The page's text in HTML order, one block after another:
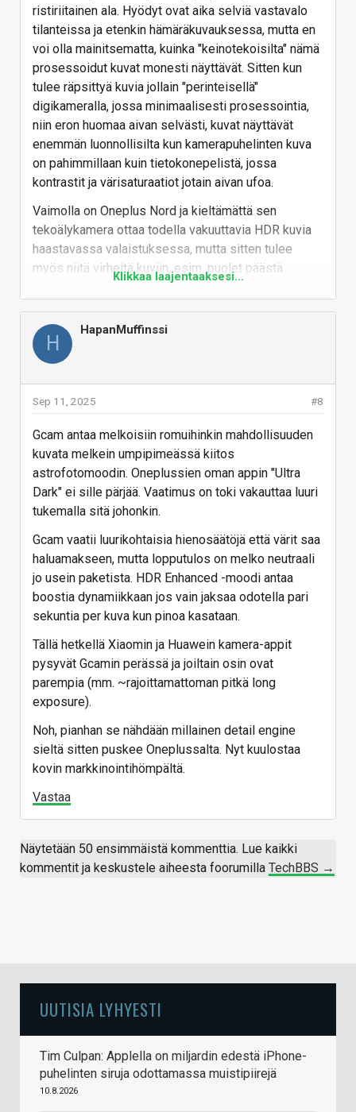
ristiriitainen ala. Hyödyt ovat aika selviä vastavalo
tilanteissa ja etenkin hämäräkuvauksessa, mutta en
voi olla mainitsematta, kuinka "keinotekoisilta" nämä
prosessoidut kuvat monesti näyttävät. Sitten kun
tulee räpsittyä kuvia jollain "perinteisellä"
digikameralla, jossa minimaalisesti prosessointia,
niin eron huomaa aivan selvästi, kuvat näyttävät
enemmän luonnollisilta kun kamerapuhelinten kuva
on pahimmillaan kuin tietokonepelistä, jossa
kontrastit ja värisaturaatiot jotain aivan ufoa.
Vaimolla on Oneplus Nord ja kieltämättä sen
tekoälykamera ottaa todella vakuuttavia HDR kuvia
haastavassa valaistuksessa, mutta sitten tulee
myös niitä virheitä kuviin, esim. puolet päästä
blurrautuu taustaan, koska kohde ajoi fillarilla, luuri
niitä tajuamatta että missä tausta ja kohde eroaa ja
sitten tuli ihan suttua. Nordin kamera on ihan hyvä
maisemakuvaukseen, mutta liian paljon tekee
virheitä kuviin jos liikkuva kohde, siitä paha miinus.
Esim. GCam tai Samsungin kamerat eivät tee noin
mutta on noissakin leireissä parantamisen varaa. Eli
kyllä näissä softa jutuissa on vielä kehittämistä.
Vastaa
Klikkaa laajentaaksesi...
H
HapanMuffinssi
#8
Sep 11, 2025
Gcam antaa melkoisiin romuihinkin mahdollisuuden
kuvata melkein umpipimeässä kiitos
astrofotomoodin. Oneplussien oman appin "Ultra
Dark" ei sille pärjää. Vaatimus on toki vakauttaa luuri
tukemalla sitä johonkin.
Gcam vaatii luurikohtaisia hienosäätöjä että värit saa
haluamakseen, mutta lopputulos on melko neutraali
jo usein paketista. HDR Enhanced -moodi antaa
boostia dynamiikkaan jos vain jaksaa odotella pari
sekuntia per kuva kun pinoa kasataan.
Tällä hetkellä Xiaomin ja Huawein kamera-appit
pysyvät Gcamin perässä ja joiltain osin ovat
parempia (mm. ~rajoittamattoman pitkä long
exposure).
Noh, pianhan se nähdään millainen detail engine
sieltä sitten puskee Oneplussalta. Nyt kuulostaa
kovin markkinointihömpältä.
Vastaa
Näytetään 50 ensimmäistä kommenttia. Lue kaikki
kommentit ja keskustele aiheesta foorumilla TechBBS →
UUTISIA LYHYESTI
Tim Culpan: Applella on miljardin edestä iPhone-
puhelinten siruja odottamassa muistipiirejä
10.8.2026